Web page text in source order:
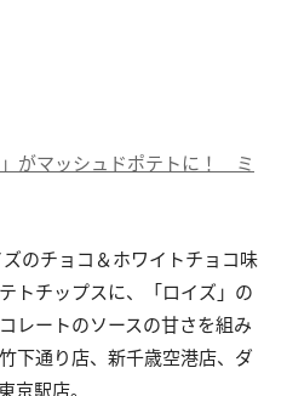
」がマッシュドポテトに！ ミ
のチョコ＆ホワイトチョコ味
トチップスに、「ロイズ」の
レートのソースの甘さを組み
下通り店、新千歳空港店、ダ
京駅店。